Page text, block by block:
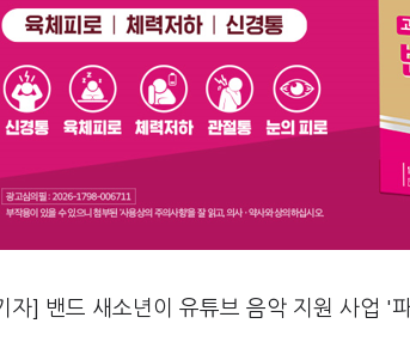
자] 밴드 새소년이 유튜브 음악 지원 사업